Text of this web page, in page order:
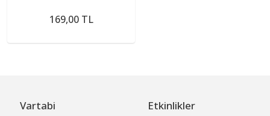
169,00 TL
Vartabi Etkinlikler